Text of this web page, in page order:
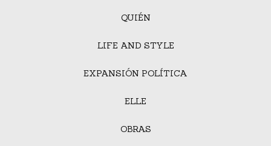
QUIÉN
LIFE AND STYLE
EXPANSIÓN POLÍTICA
ELLE
OBRAS